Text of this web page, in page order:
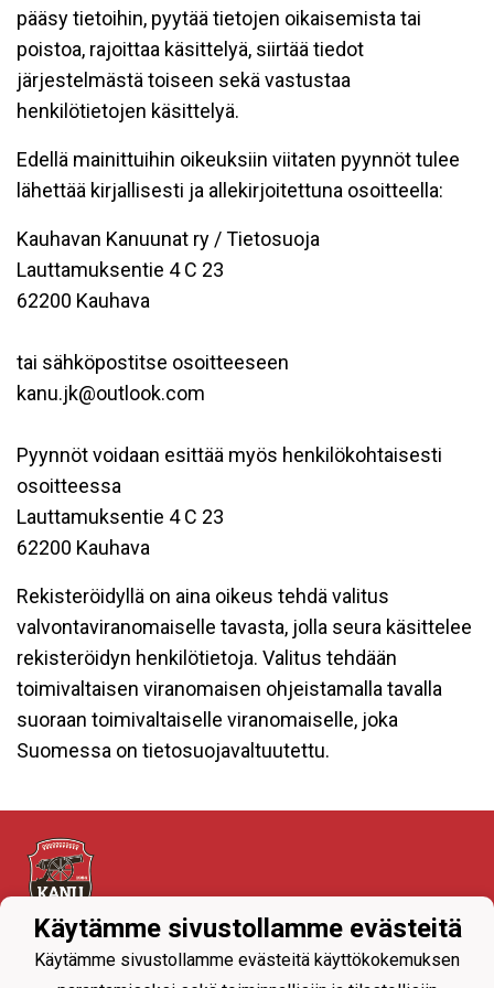
pääsy tietoihin, pyytää tietojen oikaisemista tai
poistoa, rajoittaa käsittelyä, siirtää tiedot
järjestelmästä toiseen sekä vastustaa
henkilötietojen käsittelyä.
Edellä mainittuihin oikeuksiin viitaten pyynnöt tulee
lähettää kirjallisesti ja allekirjoitettuna osoitteella:
Kauhavan Kanuunat ry / Tietosuoja
Lauttamuksentie 4 C 23
62200 Kauhava
tai sähköpostitse osoitteeseen
kanu.jk@outlook.com
Pyynnöt voidaan esittää myös henkilökohtaisesti
osoitteessa
Lauttamuksentie 4 C 23
62200 Kauhava
Rekisteröidyllä on aina oikeus tehdä valitus
valvontaviranomaiselle tavasta, jolla seura käsittelee
rekisteröidyn henkilötietoja. Valitus tehdään
toimivaltaisen viranomaisen ohjeistamalla tavalla
suoraan toimivaltaiselle viranomaiselle, joka
Suomessa on tietosuojavaltuutettu.
Tietosuojaseloste
Käytämme sivustollamme evästeitä
Käytämme sivustollamme evästeitä käyttökokemuksen